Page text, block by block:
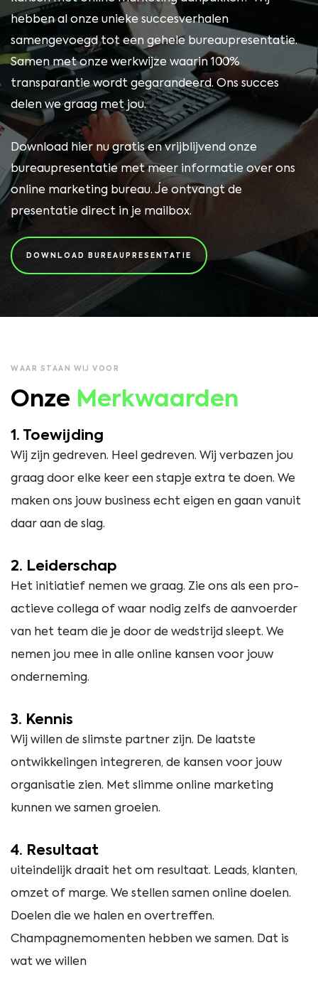
hebben al onze unieke succesverhalen
samengevoegd tot een gehele bureaupresentatie.
Samen met onze werkwijze waarin 100%
transparantie wordt gegarandeerd. Ons succes
delen we graag met jou.
Download hier nu gratis en vrijblijvend onze
bureaupresentatie met meer informatie over ons
online marketing bureau. Je ontvangt de
presentatie direct in je mailbox.
DOWNLOAD BUREAUPRESENTATIE
WAAR STAAN WIJ VOOR
Onze Merkwaarden
1. Toewijding
Wij zijn gedreven. Heel gedreven. Wij verbazen jou
graag door elke keer een stapje extra te doen. We
maken ons jouw business echt eigen en gaan vanuit
daar aan de slag.
2. Leiderschap
Het initiatief nemen we graag. Zie ons als een pro-
actieve collega of waar nodig zelfs de aanvoerder
van het team die je door de wedstrijd sleept. We
nemen jou mee in alle online kansen voor jouw
onderneming.
3. Kennis
Wij willen de slimste partner zijn. De laatste
ontwikkelingen integreren, de kansen voor jouw
organisatie zien. Met slimme online marketing
kunnen we samen groeien.
4. Resultaat
uiteindelijk draait het om resultaat. Leads, klanten,
omzet of marge. We stellen samen online doelen.
Doelen die we halen en overtreffen.
Champagnemomenten hebben we samen. Dat is
wat we willen